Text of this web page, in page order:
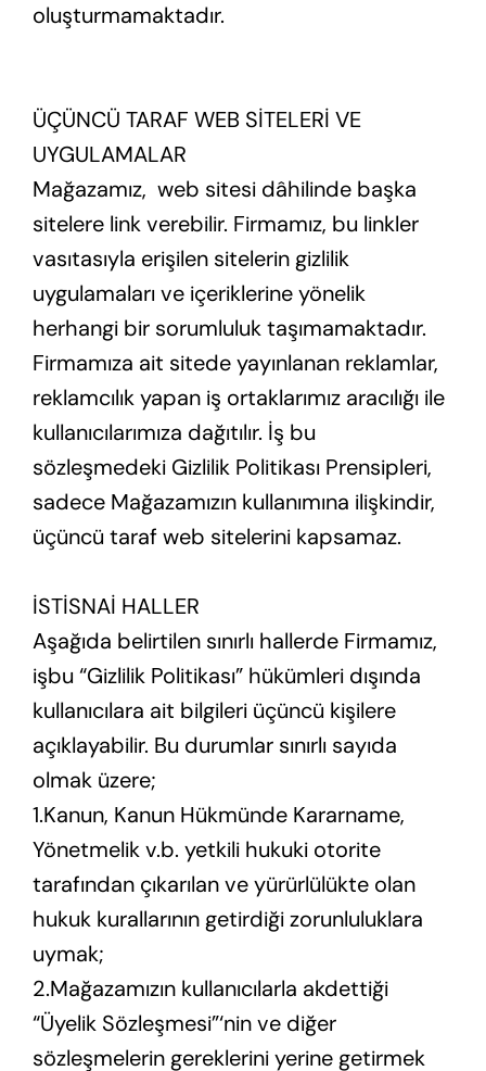
oluşturmamaktadır.
ÜÇÜNCÜ TARAF WEB SİTELERİ VE
UYGULAMALAR
Mağazamız, web sitesi dâhilinde başka
sitelere link verebilir. Firmamız, bu linkler
vasıtasıyla erişilen sitelerin gizlilik
uygulamaları ve içeriklerine yönelik
herhangi bir sorumluluk taşımamaktadır.
Firmamıza ait sitede yayınlanan reklamlar,
reklamcılık yapan iş ortaklarımız aracılığı ile
kullanıcılarımıza dağıtılır. İş bu
sözleşmedeki Gizlilik Politikası Prensipleri,
sadece Mağazamızın kullanımına ilişkindir,
üçüncü taraf web sitelerini kapsamaz.
İSTİSNAİ HALLER
Aşağıda belirtilen sınırlı hallerde Firmamız,
işbu “Gizlilik Politikası” hükümleri dışında
kullanıcılara ait bilgileri üçüncü kişilere
açıklayabilir. Bu durumlar sınırlı sayıda
olmak üzere;
1.Kanun, Kanun Hükmünde Kararname,
Yönetmelik v.b. yetkili hukuki otorite
tarafından çıkarılan ve yürürlülükte olan
hukuk kurallarının getirdiği zorunluluklara
uymak;
2.Mağazamızın kullanıcılarla akdettiği
“Üyelik Sözleşmesi”‘nin ve diğer
sözleşmelerin gereklerini yerine getirmek